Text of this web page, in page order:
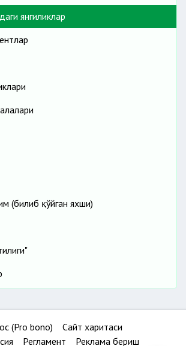
янгиликлар
(билиб қўйган яхши)
(Pro bono)
Сайт харитаси
Регламент Реклама бериш